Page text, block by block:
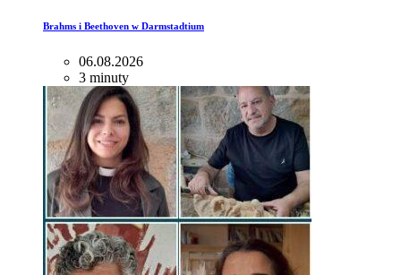
Brahms i Beethoven w Darmstadtium
06.08.2026
3 minuty